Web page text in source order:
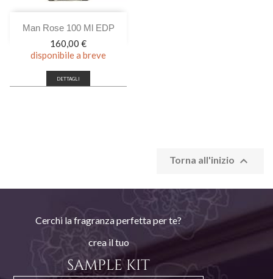
Man Rose 100 Ml EDP
Prezzo
160,00 €
disponibile a breve
DETTAGLI
Torna all'inizio 
Cerchi la fragranza perfetta per te?
crea il tuo
SAMPLE KIT